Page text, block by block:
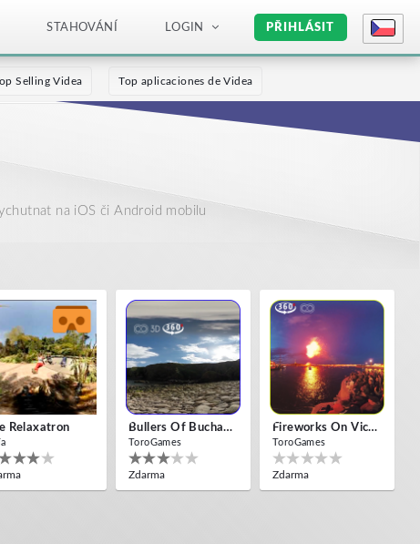
STAHOVÁNÍ LOGIN PŘIHLÁSIT
Selling Videa Top aplicaciones de Videa
na iOS či Android mobilu
Relaxatron Bullers Of Buchan Aberdeen
ToroGames
Zdarma
Fireworks On Victory Day
ToroGames
Zdarma